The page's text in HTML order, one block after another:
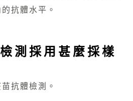
抗體水平。
測採用甚麼採樣
抗體檢測。